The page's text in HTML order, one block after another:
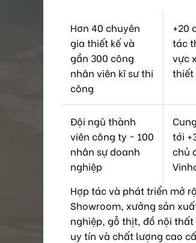
Hơn 40 chuyên
gia thiết kế và
gần 300 công
nhân viên kĩ sư thi
công
+20
tác
vực
thiết
Đội ngũ thành
viên công ty ~ 100
nhân sự doanh
nghiệp
tới
chủ
Hợp tác và phát triển mở
Showroom, xưởng sản
nghiệp, gỗ thịt, đồ nội thất
uy tín và chất lượng cao